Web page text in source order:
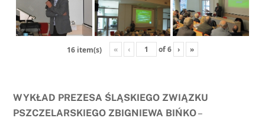
16 item(s) « ‹ of6 › »
WYKŁAD PREZESA ŚLĄSKIEGO ZWIĄZKU
PSZCZELARSKIEGO ZBIGNIEWA BIŃKO–